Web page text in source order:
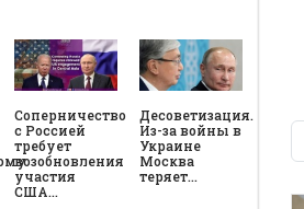
Соперничество
с Россией
требует
возобновления
участия
США…
Десоветизация.
Из-за войны в
Украине
Москва
теряет…